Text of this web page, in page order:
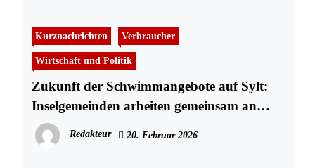
Kurznachrichten Verbraucher
Wirtschaft und Politik
Zukunft der Schwimmangebote auf Sylt:
Inselgemeinden arbeiten gemeinsam an
nachhaltiger Lösung
Redakteur 20. Februar 2026